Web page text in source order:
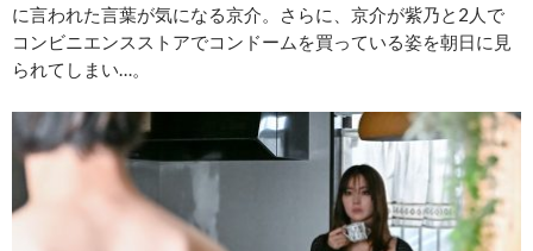
に言われた言葉が気になる京介。さらに、京介が紫乃と2人で
コンビニエンスストアでコンドームを買っている姿を朝日に見
られてしまい…。